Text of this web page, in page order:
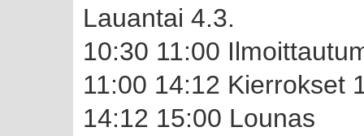
Lauantai 4.3.
10:30 11:00
11:00 14:12 Kierrokset
14:12 15:00 Lounas